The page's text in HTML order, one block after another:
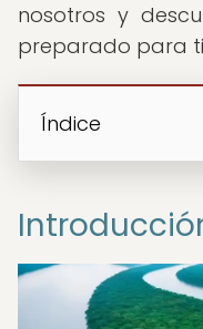
nosotros y
preparado para
Índice